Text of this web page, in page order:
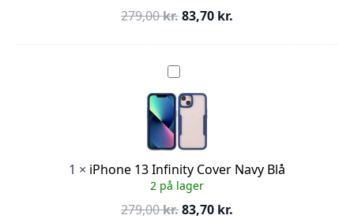
279,00kr.Den
pris
83,70 kr.
pris
iPhone
13
Infinity
Cover
Navy
Blå
1 × iPhone 13 Infinity Cover Navy Blå
2 på lager
279,00kr.Den
83,70 kr.